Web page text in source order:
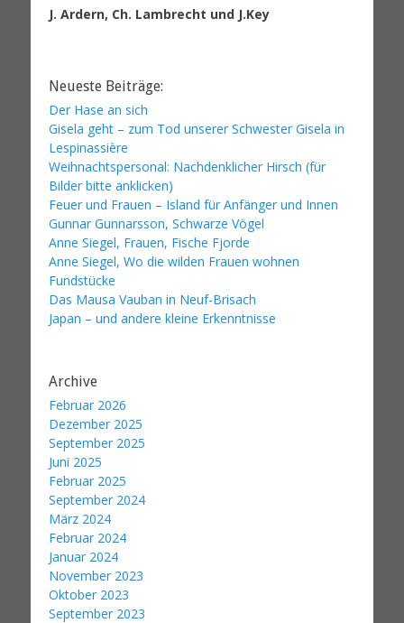
J. Ardern, Ch. Lambrecht und J.Key
Neueste Beiträge:
Der Hase an sich
Gisela geht – zum Tod unserer Schwester Gisela in
Lespinassière
Weihnachtspersonal: Nachdenklicher Hirsch (für
Bilder bitte anklicken)
Feuer und Frauen – Island für Anfänger und Innen
Gunnar Gunnarsson, Schwarze Vögel
Anne Siegel, Frauen, Fische Fjorde
Anne Siegel, Wo die wilden Frauen wohnen
Fundstücke
Das Mausa Vauban in Neuf-Brisach
Japan – und andere kleine Erkenntnisse
Archive
Februar 2026
Dezember 2025
September 2025
Juni 2025
Februar 2025
September 2024
März 2024
Februar 2024
Januar 2024
November 2023
Oktober 2023
September 2023